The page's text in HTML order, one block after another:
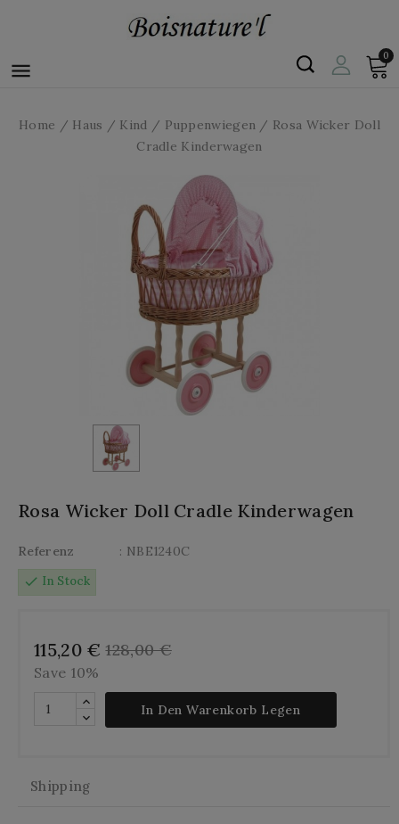

0
Home Haus Kind Puppenwiegen
Rosa Wicker Doll
Cradle Kinderwagen
Rosa Wicker Doll Cradle Kinderwagen
Referenz
: NBE1240C
check In Stock
115,20 € 128,00 €
Save 10%
In Den Warenkorb Legen
Shipping